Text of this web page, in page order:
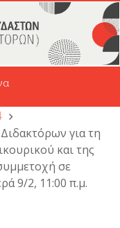
για τη
και της
σε
9/2, 11:00 π.μ.